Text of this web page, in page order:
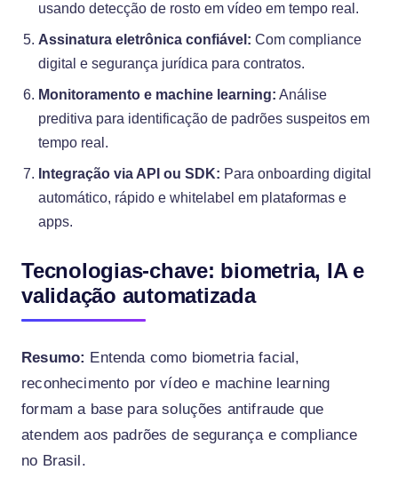
usando detecção de rosto em vídeo em tempo real.
Assinatura eletrônica confiável: Com compliance
digital e segurança jurídica para contratos.
Monitoramento e machine learning: Análise
preditiva para identificação de padrões suspeitos em
tempo real.
Integração via API ou SDK: Para onboarding digital
automático, rápido e whitelabel em plataformas e
apps.
Tecnologias-chave: biometria, IA e
validação automatizada
Resumo: Entenda como biometria facial,
reconhecimento por vídeo e machine learning
formam a base para soluções antifraude que
atendem aos padrões de segurança e compliance
no Brasil.